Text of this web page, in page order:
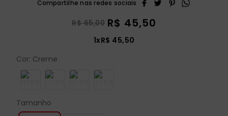
R$ 65,00 R$ 45,50
1xR$ 45,50
Cor: Creme
Tamanho